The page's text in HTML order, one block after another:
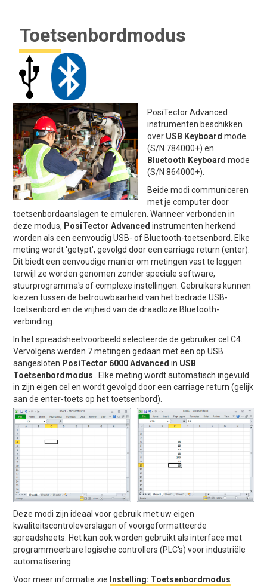
Toetsenbordmodus
PosiTector Advanced
instrumenten beschikken
over USB Keyboardmode
(S/N 784000+) en
Bluetooth Keyboard mode
(S/N 864000+).
Beide modi communiceren
met je computer door
toetsenbordaanslagen te emuleren. Wanneer verbonden in
deze modus, PosiTector Advancedinstrumenten herkend
worden als een eenvoudig USB- of Bluetooth-toetsenbord. Elke
meting wordt 'getypt', gevolgd door een carriage return (enter).
Dit biedt een eenvoudige manier om metingen vast te leggen
terwijl ze worden genomen zonder speciale software,
stuurprogramma's of complexe instellingen. Gebruikers kunnen
kiezen tussen de betrouwbaarheid van het bedrade USB-
toetsenbord en de vrijheid van de draadloze Bluetooth-
verbinding.
In het spreadsheetvoorbeeld selecteerde de gebruiker cel C4.
Vervolgens werden 7 metingen gedaan met een op USB
aangesloten PosiTector 6000 Advancedin USB
Toetsenbordmodus . Elke meting wordt automatisch ingevuld
in zijn eigen cel en wordt gevolgd door een carriage return (gelijk
aan de enter-toets op het toetsenbord).
Deze modi zijn ideaal voor gebruik met uw eigen
kwaliteitscontroleverslagen of voorgeformatteerde
spreadsheets. Het kan ook worden gebruikt als interface met
programmeerbare logische controllers (PLC's) voor industriële
automatisering.
Voor meer informatie zie Instelling: Toetsenbordmodus